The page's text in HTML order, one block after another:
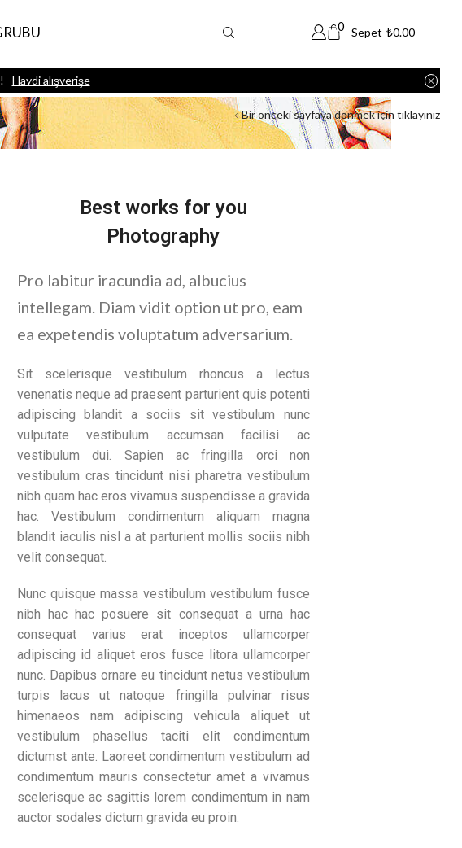
0 Sepet ₺0.00
Haydi alışverişe
Bir önceki sayfaya dönmek için tıklayınız
Best works for you
Photography
Pro labitur iracundia ad, albucius
intellegam. Diam vidit option ut pro, eam
ea expetendis voluptatum adversarium.
Sit scelerisque vestibulum rhoncus a lectus
venenatis neque ad praesent parturient quis potenti
adipiscing blandit a sociis sit vestibulum nunc
vulputate vestibulum accumsan facilisi ac
vestibulum dui. Sapien ac fringilla orci non
vestibulum cras tincidunt nisi pharetra vestibulum
nibh quam hac eros vivamus suspendisse a gravida
hac. Vestibulum condimentum aliquam magna
blandit iaculis nisl a at parturient mollis sociis nibh
velit consequat.
Nunc quisque massa vestibulum vestibulum fusce
nibh hac hac posuere sit consequat a urna hac
consequat varius erat inceptos ullamcorper
adipiscing id aliquet eros fusce litora ullamcorper
nunc. Dapibus ornare eu tincidunt netus vestibulum
turpis lacus ut natoque fringilla pulvinar risus
himenaeos nam adipiscing vehicula aliquet ut
vestibulum phasellus taciti elit condimentum
dictumst ante. Laoreet condimentum vestibulum ad
condimentum mauris consectetur amet a vivamus
scelerisque ac sagittis lorem condimentum in nam
auctor sodales dictum gravida eu proin.